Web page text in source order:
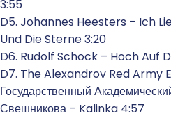
3:55
D5. Johannes Heesters – Ich
Und Die Sterne 3:20
D6. Rudolf Schock – Hoch Auf
D7. The Alexandrov Red Army
Государственный
Свешникова – Kalinka 4:57